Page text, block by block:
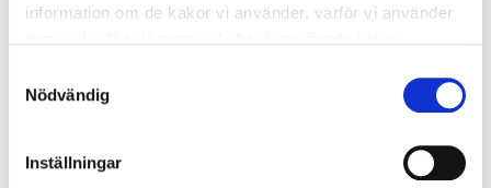
information om de kakor vi använder, varför vi använder
vi behandlar personuppgifter i vår
Integritetspolicy
Nödvändig
Inställningar
Hjärtproblem Hjärtsjukdomar Hjärtsvikt Hudcancer
Internmedicin Karolinska Institutet
Nadja Öström Psoriasis